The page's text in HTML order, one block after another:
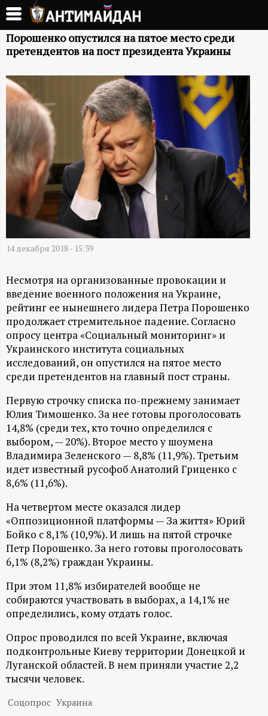
Перейти
основному
содержанию
А
Т
И
М
А
Й
Д
Н
-
и
н
ф
о
р
м
а
ц
и
о
н
н
ы
Порошенко опустился на пятое место среди
претендентов на пост президента Украины
14 декабря 2018 - 15:39
Несмотря на организованные провокации и
введение военного положения на Украине,
рейтинг ее нынешнего лидера Петра Порошенко
продолжает стремительное падение. Согласно
опросу центра «Социальный мониторинг» и
Украинского института социальных
исследований, он опустился на пятое место
среди претендентов на главный пост страны.
Первую строчку списка по-прежнему занимает
Юлия Тимошенко. За нее готовы проголосовать
14,8% (среди тех, кто точно определился с
выбором, — 20%). Второе место у шоумена
Владимира Зеленского — 8,8% (11,9%). Третьим
идет известный русофоб Анатолий Гриценко с
8,6% (11,6%).
На четвертом месте оказался лидер
«Оппозиционной платформы — За життя» Юрий
Бойко с 8,1% (10,9%). И лишь на пятой строчке
Петр Порошенко. За него готовы проголосовать
6,1% (8,2%) граждан Украины.
При этом 11,8% избирателей вообще не
собираются участвовать в выборах, а 14,1% не
определились, кому отдать голос.
Опрос проводился по всей Украине, включая
подконтрольные Киеву территории Донецкой и
Луганской областей. В нем приняли участие 2,2
тысячи человек.
Соцопрос Украина